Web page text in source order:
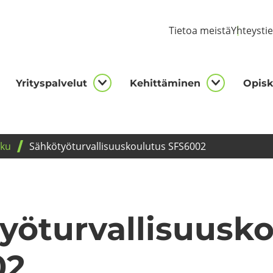
Tie­toa meis­tä
Yri­tys­pal­ve­lut
Yrityspalvelut
Ke­hit­tä­mi­nen
Säh­kö­työ­tur­val­li­suus­kou­lu­tus SFS6002